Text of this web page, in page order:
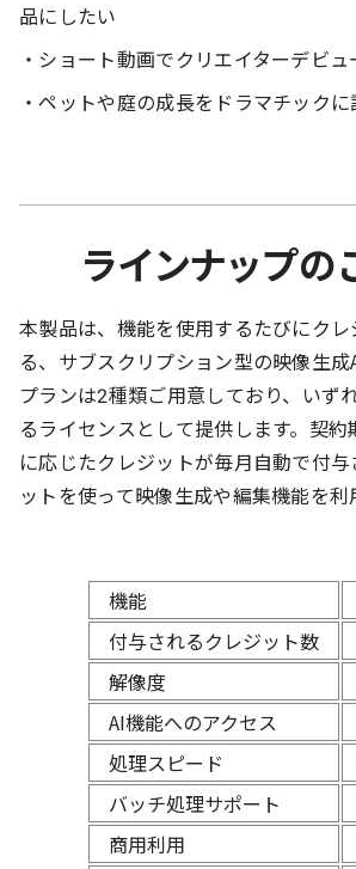
品にしたい
・ショート動画でクリエイターデビュ
・ペットや庭の成長をドラマチック
ラインナップの
機能
付与されるクレジット数
解像度
AI機能へのアクセス
処理スピード
バッチ処理サポート
商用利用
本製品は、機能を使用するたびにク
る、サブスクリプション型の映像生成
プランは2種類ご用意しており、いず
るライセンスとして提供します。契
に応じたクレジットが毎月自動で付
ットを使って映像生成や編集機能を利